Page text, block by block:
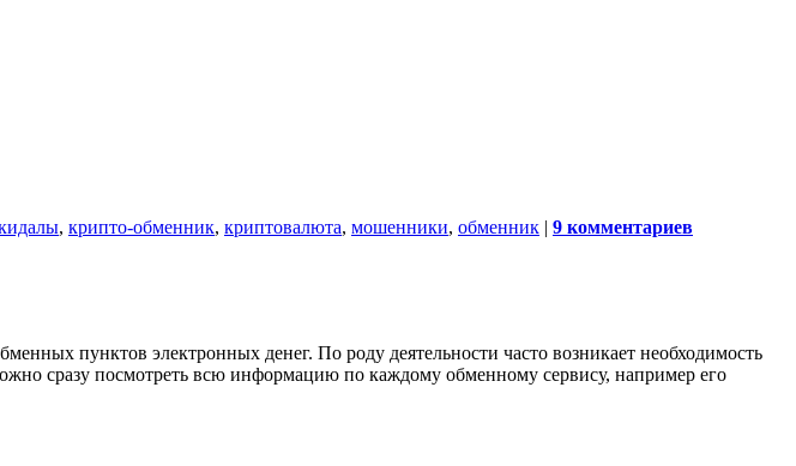
, крипто-обменник, криптовалюта, мошенники, обменник | 9 комментариев
пунктов электронных денег. По роду деятельности часто возникает необходимость
сразу посмотреть всю информацию по каждому обменному сервису, например его